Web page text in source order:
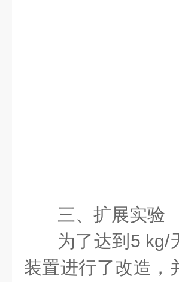
三、扩展实验
为了达到 5 kg/
装置进行了改造，